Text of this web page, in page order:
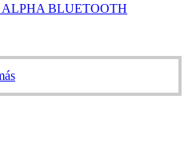
ALPHA BLUETOOTH